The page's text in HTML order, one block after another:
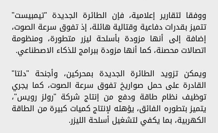
ووفقا لتقارير إعلامية، فإن الطائرة الجديدة "تيمبيست"
تتميز بقدرات دفاعية وقتالية هائلة، إذ تفوق سرعة الصوت،
إضافة إلى أنها مزودة بأسلحة ليزر متطورة، ومنظومة
اتصالات محصنة، كما أنها مزودة ببرامج للذكاء الاصطناعي.
ويمكن تزويد الطائرة الجديدة بمحركين، وأجنحة "دلتا"
القادرة على حمل صواريخ تفوق سرعة الصوت، كما يجري
توظيف نظام طاقة ودفع من إنتاج شركة "رولز رويس"،
يتميز بتطوره الفائق، يؤهله لإنتاج كميات كبيرة من الطاقة
الكهربية، بما يكفي لتشغيل أسلحة الليزر.